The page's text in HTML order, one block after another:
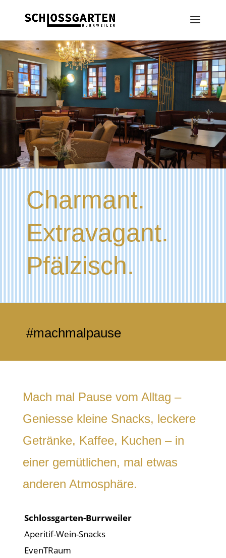
Charmant.
Extravagant.
Pfälzisch.
#machmalpause
Mach mal Pause vom Alltag –
Geniesse kleine Snacks, leckere
Getränke, Kaffee, Kuchen – in
einer gemütlichen, mal etwas
anderen Atmosphäre.
Schlossgarten-Burrweiler
Aperitif-Wein-Snacks
EvenTRaum